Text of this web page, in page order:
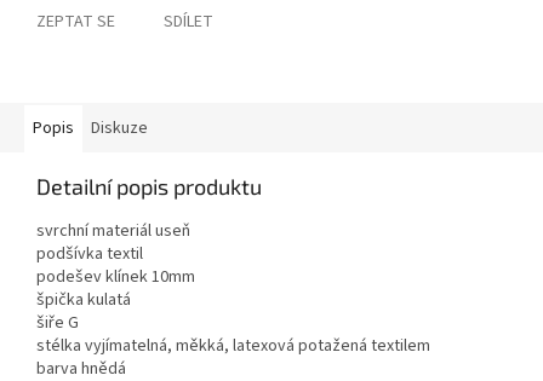
ZEPTAT SE SDÍLET
Popis Diskuze
Detailní popis produktu
svrchní materiál useň
podšívka textil
podešev klínek 10mm
špička kulatá
šiře G
stélka vyjímatelná, měkká, latexová potažená textilem
barva hnědá